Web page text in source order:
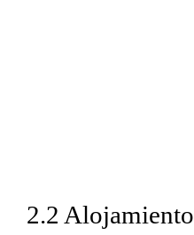
2.2 Alojamiento